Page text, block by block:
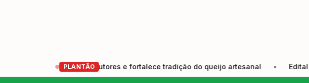
PLANTÃO
nova geração de produtores e fortalece tradição do queijo artesanal • Edital de